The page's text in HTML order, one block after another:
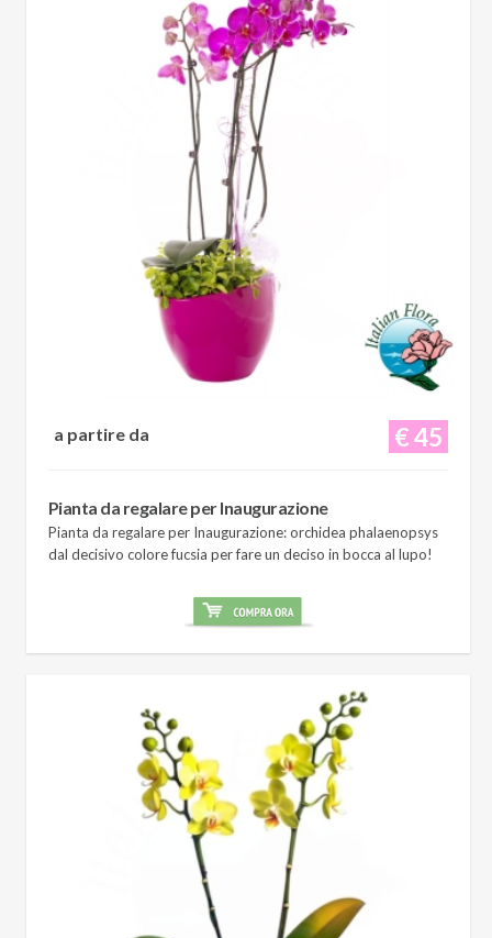
€ 45
a partire da
Pianta da regalare per Inaugurazione
Pianta da regalare per Inaugurazione: orchidea phalaenopsys
dal decisivo colore fucsia per fare un deciso in bocca al lupo!